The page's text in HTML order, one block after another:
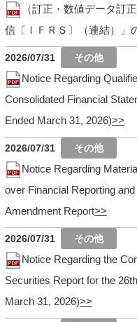
（訂正・数値データ訂
信〔ＩＦＲＳ〕（連結）」
2026/07/31
Notice Regarding
Consolidated Financial
Ended March 31, 2026)
2026/07/31
Notice Regarding
over Financial Reporting
Amendment Report
2026/07/31
Notice Regarding the
Securities Report for the
March 31, 2026)